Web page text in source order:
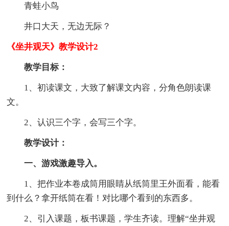
青蛙小鸟
井口大天，无边无际？
《坐井观天》教学设计2
教学目标：
1、初读课文，大致了解课文内容，分角色朗读课
文。
2、认识三个字，会写三个字。
教学设计：
一、游戏激趣导入。
1、把作业本卷成筒用眼睛从纸筒里王外面看，能看
到什么？拿开纸筒在看！对比哪个看到的东西多。
2、引入课题，板书课题，学生齐读。理解“坐井观